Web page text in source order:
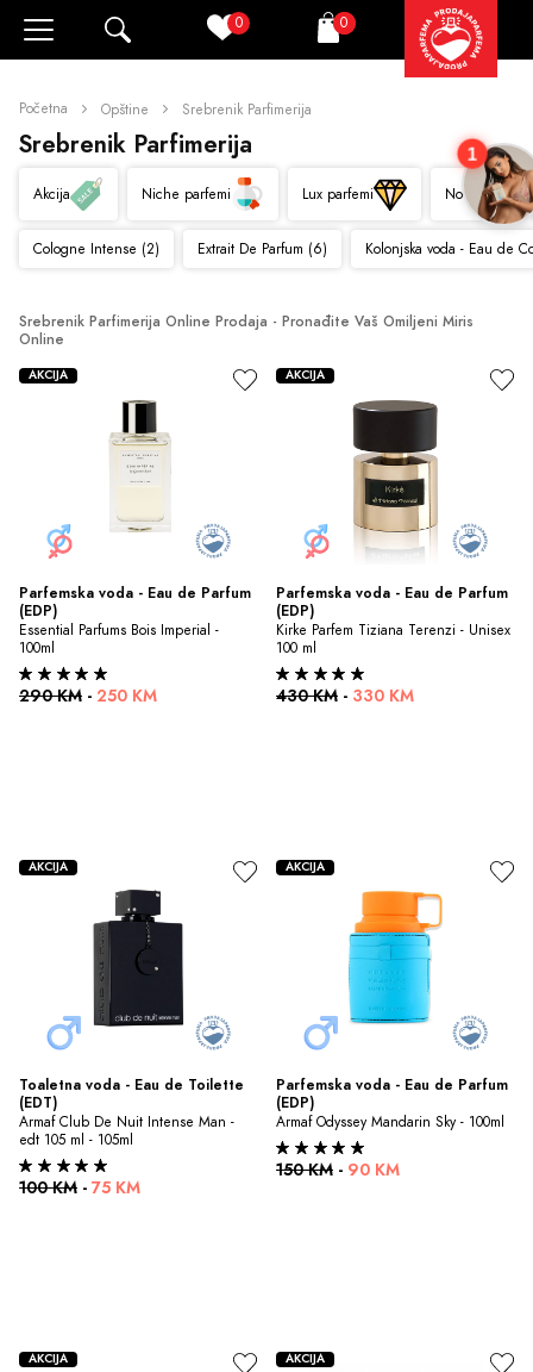
0 Korpa
0
Početna Opštine Srebrenik Parfimerija
Srebrenik Parfimerija
Akcija Niche parfemi Lux parfemi Novo
Cologne Intense (2) Extrait De Parfum (6) Kolonjska voda - Eau de
Srebrenik Parfimerija Online Prodaja - Pronađite Vaš Omiljeni Miris
Online
Parfemska voda - Eau de Parfum
(EDP)
Essential Parfums Bois Imperial -
100ml
290 KM - 250 KM
AKCIJA
Parfemska voda - Eau de Parfum
(EDP)
Kirke Parfem Tiziana Terenzi - Unisex
100 ml
430 KM - 330 KM
AKCIJA
Toaletna voda - Eau de Toilette
(EDT)
Armaf Club De Nuit Intense Man -
edt 105 ml - 105ml
100 KM - 75 KM
AKCIJA
Parfemska voda - Eau de Parfum
(EDP)
Armaf Odyssey Mandarin Sky - 100ml
150 KM - 90 KM
AKCIJA
AKCIJA AKCIJA
1